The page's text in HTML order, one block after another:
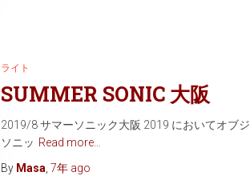
ライト
SUMMER SONIC 大阪
2019/8 サマーソニック大阪 2019 においてオブ
ソニッ Read more…
By Masa 7年ago